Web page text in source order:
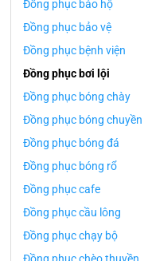
Đồng phục bảo hộ
Đồng phục bảo vệ
Đồng phục bệnh viện
Đồng phục bơi lội
Đồng phục bóng chày
Đồng phục bóng chuyền
Đồng phục bóng đá
Đồng phục bóng rổ
Đồng phục cafe
Đồng phục cầu lông
Đồng phục chạy bộ